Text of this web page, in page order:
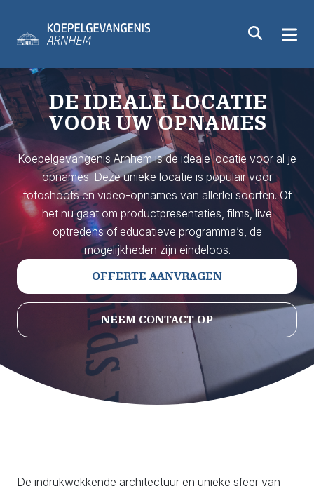
DE IDEALE LOCATIE
VOOR UW OPNAMES
Koepelgevangenis Arnhem is de ideale locatie voor al je
opnames. Deze unieke locatie is populair voor
fotoshoots en video-opnames van allerlei soorten. Of
het nu gaat om productpresentaties, films, live
optredens of educatieve programma’s, de
mogelijkheden zijn eindeloos.
OFFERTE AANVRAGEN
NEEM CONTACT OP
De indrukwekkende architectuur en unieke sfeer van